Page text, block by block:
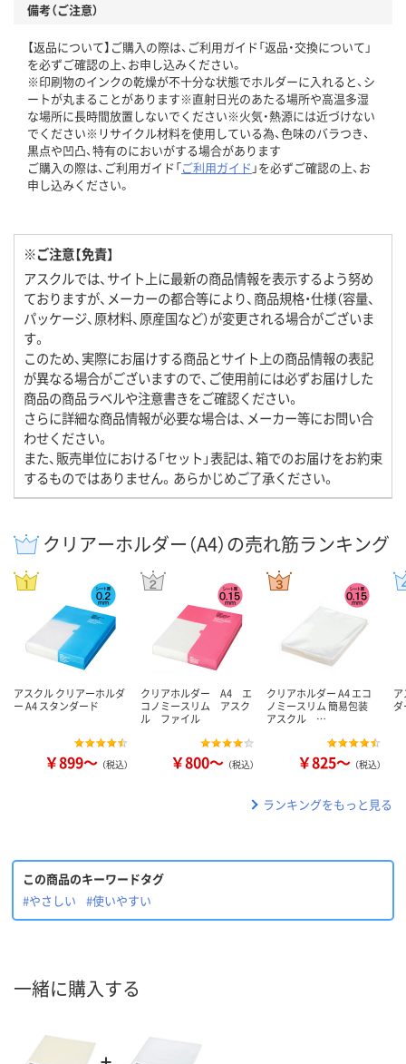
備考（ご注意）
【返品について】ご購入の際は、ご利用ガイド「返品・交換について」
を必ずご確認の上、お申し込みください。
※印刷物のインクの乾燥が不十分な状態でホルダーに入れると、シ
ートが丸まることがあります※直射日光のあたる場所や高温多湿
な場所に長時間放置しないでください※火気・熱源には近づけない
でください※リサイクル材料を使用している為、色味のバラつき、
黒点や凹凸、特有のにおいがする場合があります
ご購入の際は、ご利用ガイド「ご利用ガイド 」を必ずご確認の上、お
申し込みください。
※ご注意【免責】
アスクルでは、サイト上に最新の商品情報を表示するよう努め
ておりますが、メーカーの都合等により、商品規格・仕様（容量、
パッケージ、原材料、原産国など）が変更される場合がございま
す。
このため、実際にお届けする商品とサイト上の商品情報の表記
が異なる場合がございますので、ご使用前には必ずお届けした
商品の商品ラベルや注意書きをご確認ください。
さらに詳細な商品情報が必要な場合は、メーカー等にお問い合
わせください。
また、販売単位における「セット」表記は、箱でのお届けをお約束
するものではありません。あらかじめご了承ください。
クリアーホルダー（A4）の売れ筋ランキング
アスクル クリアーホルダ
ー A4 スタンダード
￥899～ （税込）
クリアホルダー A4 エ
コノミースリム アスク
ル ファイル
￥800～ （税込）
クリアホルダー A4 エコ
ノミースリム 簡易包装
アスクル …
￥825～ （税込）
ランキングをもっと見る
この商品のキーワードタグ
#やさしい
#使いやすい
一緒に購入する